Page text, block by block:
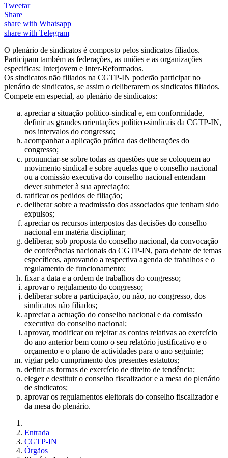
Tweetar
Share
share with Whatsapp
share with Telegram
O plenário de sindicatos é composto pelos sindicatos filiados.
Participam também as federações, as uniões e as organizações
especificas: Interjovem e Inter-Reformados.
Os sindicatos não filiados na CGTP-IN poderão participar no
plenário de sindicatos, se assim o deliberarem os sindicatos filiados.
Compete em especial, ao plenário de sindicatos:
apreciar a situação político-sindical e, em conformidade,
definir as grandes orientações político-sindicais da CGTP-IN,
nos intervalos do congresso;
acompanhar a aplicação prática das deliberações do
congresso;
pronunciar-se sobre todas as questões que se coloquem ao
movimento sindical e sobre aquelas que o conselho nacional
ou a comissão executiva do conselho nacional entendam
dever submeter à sua apreciação;
ratificar os pedidos de filiação;
deliberar sobre a readmissão dos associados que tenham sido
expulsos;
apreciar os recursos interpostos das decisões do conselho
nacional em matéria disciplinar;
deliberar, sob proposta do conselho nacional, da convocação
de conferências nacionais da CGTP-IN, para debate de temas
específicos, aprovando a respectiva agenda de trabalhos e o
regulamento de funcionamento;
fixar a data e a ordem de trabalhos do congresso;
aprovar o regulamento do congresso;
deliberar sobre a participação, ou não, no congresso, dos
sindicatos não filiados;
apreciar a actuação do conselho nacional e da comissão
executiva do conselho nacional;
aprovar, modificar ou rejeitar as contas relativas ao exercício
do ano anterior bem como o seu relatório justificativo e o
orçamento e o plano de actividades para o ano seguinte;
vigiar pelo cumprimento dos presentes estatutos;
definir as formas de exercício de direito de tendência;
eleger e destituir o conselho fiscalizador e a mesa do plenário
de sindicatos;
aprovar os regulamentos eleitorais do conselho fiscalizador e
da mesa do plenário.
Entrada
CGTP-IN
Órgãos